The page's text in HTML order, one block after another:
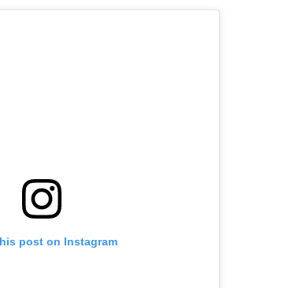
post on Instagram